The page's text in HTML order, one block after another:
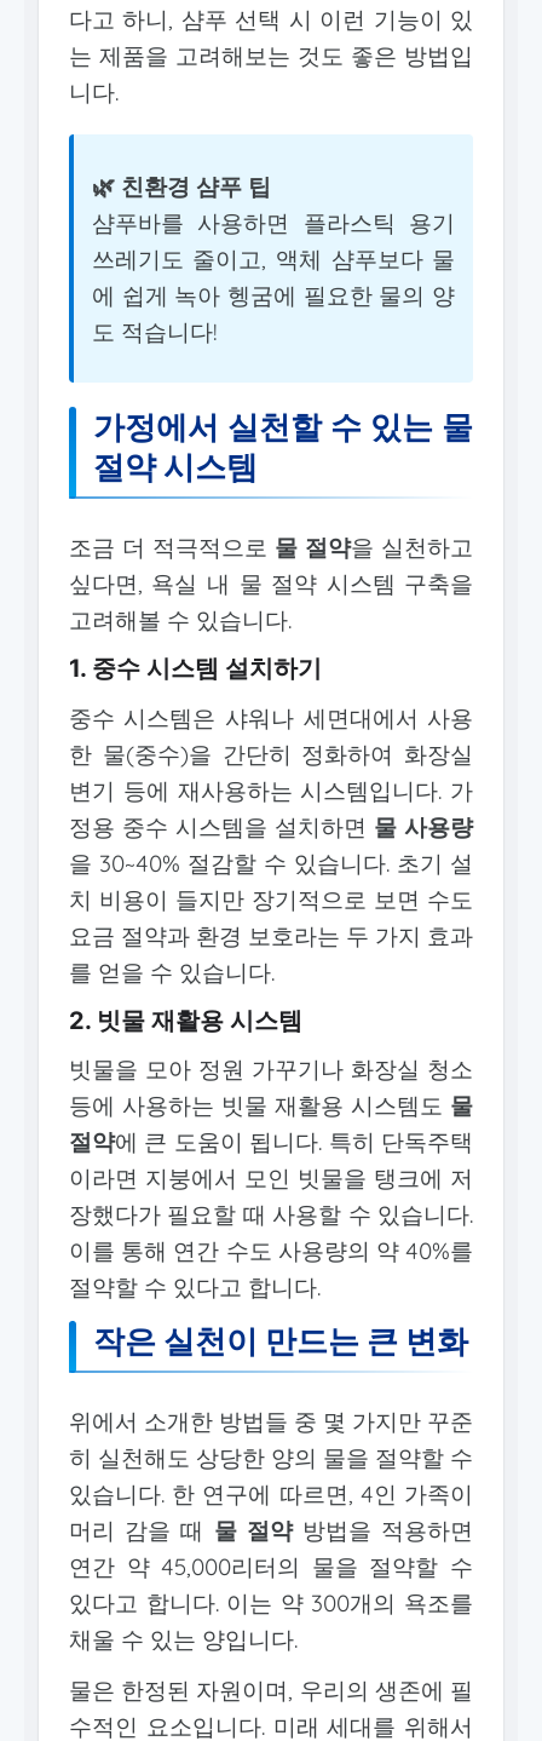
다고 하니, 샴푸 선택 시 이런 기능이 있
는 제품을 고려해보는 것도 좋은 방법입
니다.
🌿 친환경 샴푸 팁
샴푸바를 사용하면 플라스틱 용기
쓰레기도 줄이고, 액체 샴푸보다 물
에 쉽게 녹아 헹굼에 필요한 물의 양
도 적습니다!
가정에서 실천할 수 있는 물
절약 시스템
조금 더 적극적으로 물 절약을 실천하고
싶다면, 욕실 내 물 절약 시스템 구축을
고려해볼 수 있습니다.
1. 중수 시스템 설치하기
중수 시스템은 샤워나 세면대에서 사용
한 물(중수)을 간단히 정화하여 화장실
변기 등에 재사용하는 시스템입니다. 가
정용 중수 시스템을 설치하면 물 사용량
을 30~40% 절감할 수 있습니다. 초기 설
치 비용이 들지만 장기적으로 보면 수도
요금 절약과 환경 보호라는 두 가지 효과
를 얻을 수 있습니다.
2. 빗물 재활용 시스템
빗물을 모아 정원 가꾸기나 화장실 청소
등에 사용하는 빗물 재활용 시스템도 물
절약에 큰 도움이 됩니다. 특히 단독주택
이라면 지붕에서 모인 빗물을 탱크에 저
장했다가 필요할 때 사용할 수 있습니다.
이를 통해 연간 수도 사용량의 약 40%를
절약할 수 있다고 합니다.
작은 실천이 만드는 큰 변화
위에서 소개한 방법들 중 몇 가지만 꾸준
히 실천해도 상당한 양의 물을 절약할 수
있습니다. 한 연구에 따르면, 4인 가족이
머리 감을 때 물 절약방법을 적용하면
연간 약 45,000리터의 물을 절약할 수
있다고 합니다. 이는 약 300개의 욕조를
채울 수 있는 양입니다.
물은 한정된 자원이며, 우리의 생존에 필
수적인 요소입니다. 미래 세대를 위해서